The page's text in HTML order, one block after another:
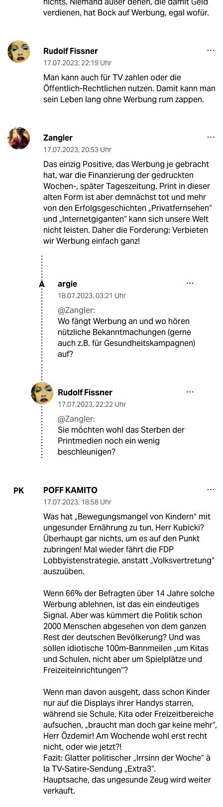
verdienen, hat Bock auf Werbung, egal wofür.
Rudolf Fissner
17.07.2023, 22:19 Uhr
Man kann auch für TV zahlen oder die
Öffentlich-Rechtlichen nutzen. Damit kann man
sein Leben lang ohne Werbung rum zappen.
Zangler
17.07.2023, 20:53 Uhr
Das einzig Positive, das Werbung je gebracht
hat, war die Finanzierung der gedruckten
Wochen-, später Tageszeitung. Print in dieser
alten Form ist aber demnächst tot und mehr
von den Erfolgsgeschichten „Privatfernsehen“
und „Internetgiganten“ kann sich unsere Welt
nicht leisten. Daher die Forderung: Verbieten
wir Werbung einfach ganz!
A argie
18.07.2023, 03:21 Uhr
@Zangler:
Wo fängt Werbung an und wo hören
nützliche Bekanntmachungen (gerne
auch z.B. für Gesundheitskampagnen)
auf?
Rudolf Fissner
17.07.2023, 22:22 Uhr
@Zangler:
Sie möchten wohl das Sterben der
Printmedien noch ein wenig
beschleunigen?
PK POFF KAMITO
17.07.2023, 18:58 Uhr
Was hat „Bewegungsmangel von Kindern“ mit
ungesunder Ernährung zu tun, Herr Kubicki?
Überhaupt gar nichts, um es auf den Punkt
zubringen! Mal wieder fährt die FDP
Lobbyistenstrategie, anstatt „Volksvertretung“
auszuüben.
Wenn 66% der Befragten über 14 Jahre solche
Werbung ablehnen, ist das ein eindeutiges
Signal. Aber was kümmert die Politik schon
2000 Menschen abgesehen von dem ganzen
Rest der deutschen Bevölkerung? Und was
sollen idiotische 100m-Bannmeilen „um Kitas
und Schulen, nicht aber um Spielplätze und
Freizeiteinrichtungen“?
Wenn man davon ausgeht, dass schon Kinder
nur auf die Displays ihrer Handys starren,
während sie Schule, Kita oder Freizeitbereiche
aufsuchen, „braucht man doch gar keine mehr“,
Herr Özdemir! Am Wochende wohl erst recht
nicht, oder wie jetzt?!
Fazit: Glatter politischer „Irrsinn der Woche“ à
la TV-Satire-Sendung „Extra3“.
Hauptsache, das ungesunde Zeug wird weiter
verkauft.